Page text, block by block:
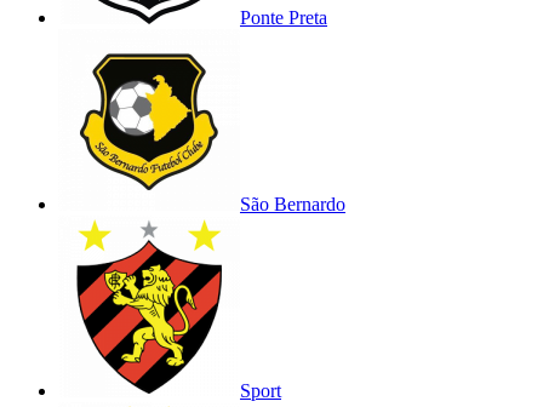
Ponte Preta
São Bernardo
Sport